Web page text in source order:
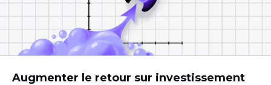
Augmenter le retour sur investissement